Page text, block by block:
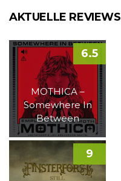
AKTUELLE REVIEWS
MOTHICA –
Somewhere In
Between
6.5
9